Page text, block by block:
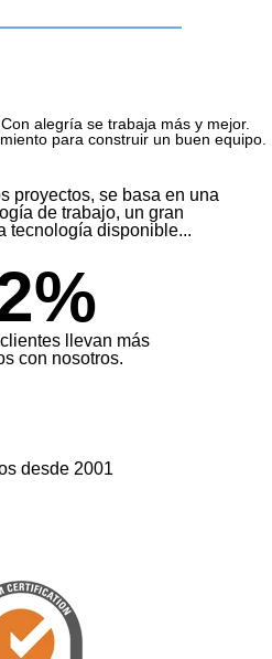
alegría se trabaja más y mejor.
para construir un buen equipo.
proyectos, se basa en una
de trabajo, un gran
tecnología disponible...
llevan más
con nosotros.
desde 2001